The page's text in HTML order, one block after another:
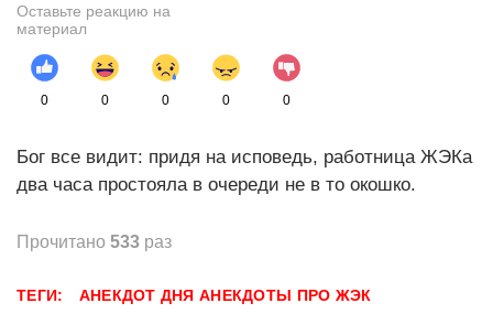
Оставьте реакцию на
материал
0 0 0 0 0
Бог все видит: придя на исповедь, работница ЖЭКа
два часа простояла в очереди не в то окошко.
Прочитано 533 раз
ТЕГИ: АНЕКДОТ ДНЯ АНЕКДОТЫ ПРО ЖЭК